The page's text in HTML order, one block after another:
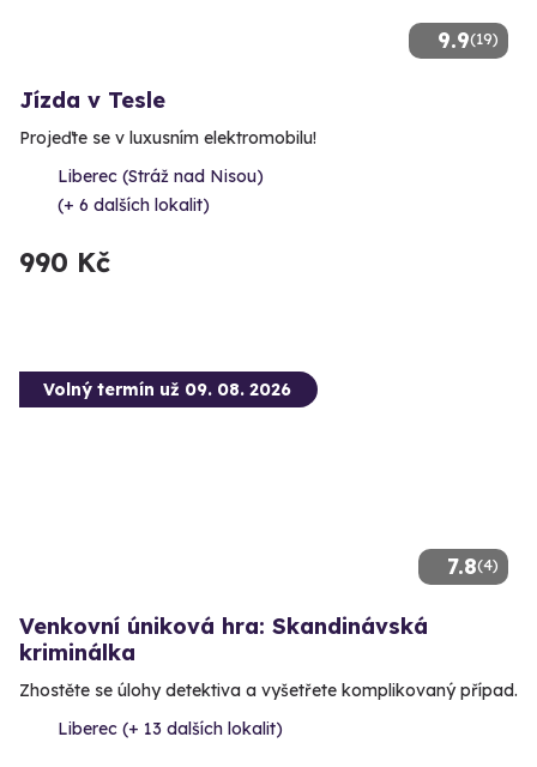
9.9(19)
Jízda v Tesle
Projeďte se v luxusním elektromobilu!
Liberec (Stráž nad Nisou)
(+ 6 dalších lokalit)
990 Kč
7.8(4)
Volný termín už 09. 08. 2026
Venkovní úniková hra: Skandinávská
kriminálka
Zhostěte se úlohy detektiva a vyšetřete komplikovaný případ.
Liberec (+ 13 dalších lokalit)